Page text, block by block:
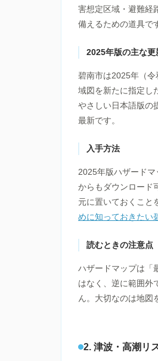
害想定区域・避難経
備えるための道具で
2025年版の主な更
碧南市は2025年（
域図を新たに指定し
やさしい日本語版の
最新です。
入手方法
2025年版ハザード
からもダウンロード
元に置いておくこと
めに知っておきたい
読むときの注意点
ハザードマップは「
はなく、逆に範囲外
ん。大切なのは地図
2. 津波・高潮リ